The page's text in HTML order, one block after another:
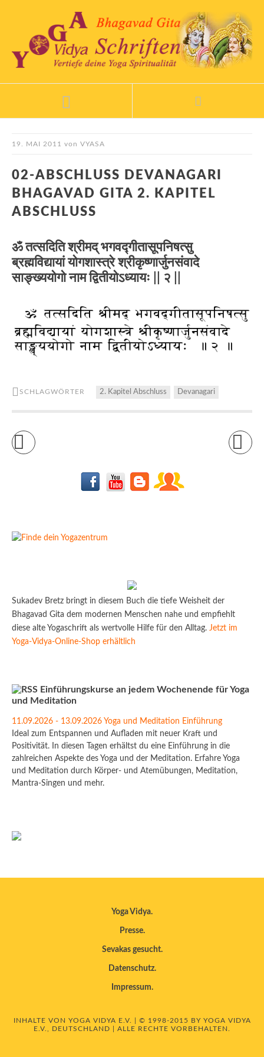
19. MAI 2011 von VYASA
02-ABSCHLUSS DEVANAGARI
BHAGAVAD GITA 2. KAPITEL
ABSCHLUSS
ॐ तत्सदिति श्रीमद् भगवद्गीतासूपनिषत्सु
ब्रह्मविद्यायां योगशास्त्रे श्रीकृष्णार्जुनसंवादे
साङ्ख्ययोगो नाम द्वितीयोऽध्यायः || २ ||
SCHLAGWÖRTER 2. Kapitel Abschluss Devanagari
Sukadev Bretz bringt in diesem Buch die tiefe Weisheit der
Bhagavad Gita dem modernen Menschen nahe und empfiehlt
diese alte Yogaschrift als wertvolle Hilfe für den Alltag. Jetzt im
Yoga-Vidya-Online-Shop erhältlich
Einführungskurse an jedem Wochenende für Yoga
und Meditation
11.09.2026 - 13.09.2026 Yoga und Meditation Einführung
Ideal zum Entspannen und Aufladen mit neuer Kraft und
Positivität. In diesen Tagen erhältst du eine Einführung in die
zahlreichen Aspekte des Yoga und der Meditation. Erfahre Yoga
und Meditation durch Körper- und Atemübungen, Meditation,
Mantra-Singen und mehr.
Yoga Vidya
Presse
Sevakas gesucht
Datenschutz
Impressum
INHALTE VON YOGA VIDYA E.V. | © 1998-2015 BY YOGA VIDYA
E.V., DEUTSCHLAND | ALLE RECHTE VORBEHALTEN.